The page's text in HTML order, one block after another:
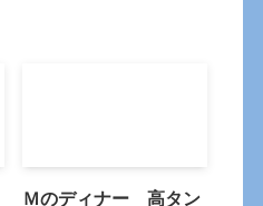
Ｍのディナー 高タン